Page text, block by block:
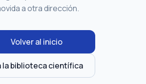
a otra dirección.
Volver al inicio
la biblioteca científica